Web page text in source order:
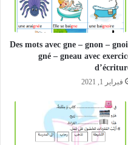
Des mots avec gne – gnon –
gné – gneau avec
فبراير 1, 2021